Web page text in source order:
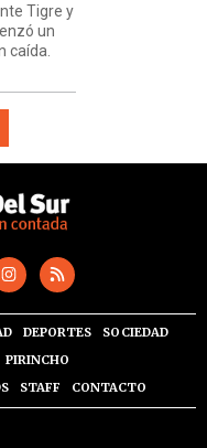
Tigre y
un
caída.
DEPORTES
SOCIEDAD
PIRINCHO
STAFF CONTACTO